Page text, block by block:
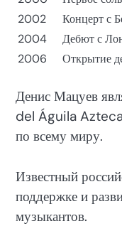
2002
Концерт с
2004
Дебют с
2006
Открытие
Денис Мацуев
del Águila Azteca.
по всему миру.
Известный
поддержке и
музыкантов.